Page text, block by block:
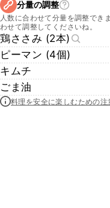
分量の調整
人数に合わせて分量を調整でき
わせて調整してくださいね。
鶏ささみ (2本)
ピーマン (4個)
キムチ
ごま油
料理を安全に楽しむための注